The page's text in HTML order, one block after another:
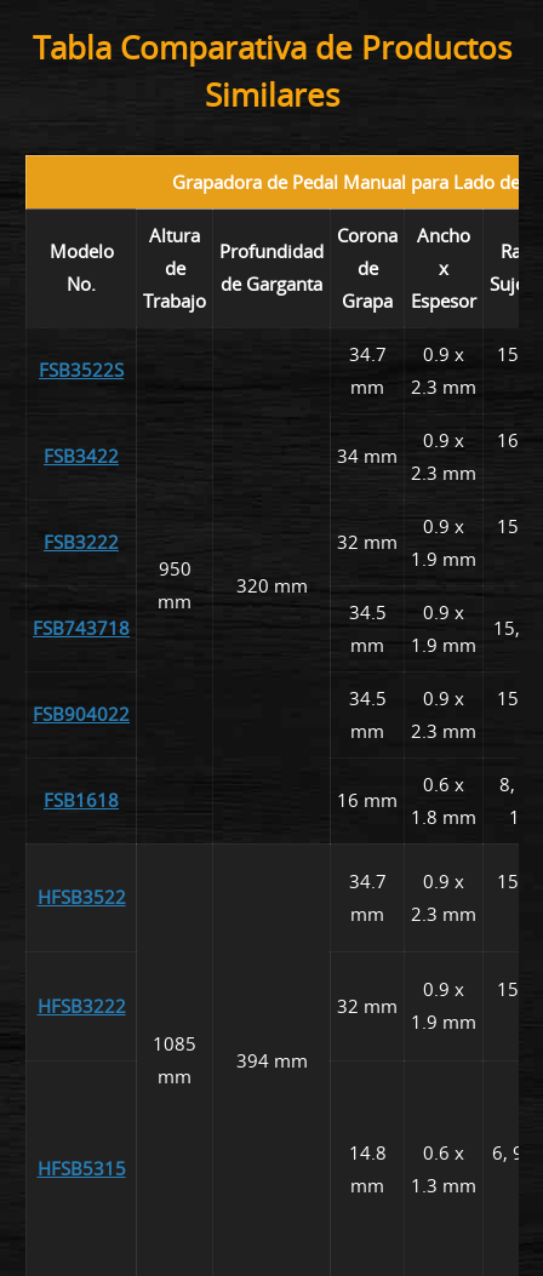
Tabla Comparativa de Productos
Similares
Grapadora de Pedal Manual para Lado de
Modelo
No.
Altura
de
Trabajo
Profundidad
de Garganta
Corona
de
Grapa
Ancho
x
Espesor
FSB3522S
950
mm
320 mm
34.7
mm
0.9 x
2.3 mm
15,
FSB3422 34 mm
0.9 x
2.3 mm
16,
FSB3222 32 mm
0.9 x
1.9 mm
15,
FSB743718
34.5
mm
0.9 x
1.9 mm
15,
FSB904022
34.5
mm
0.9 x
2.3 mm
15,
FSB1618 16 mm
0.6 x
1.8 mm
8,
18
HFSB3522
1085
mm
394 mm
34.7
mm
0.9 x
2.3 mm
15,
HFSB3222 32 mm
0.9 x
1.9 mm
15,
HFSB5315
14.8
mm
0.6 x
1.3 mm
6, 9,